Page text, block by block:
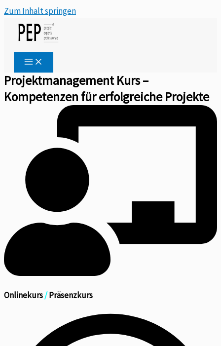
Zum Inhalt springen
Projektmanagement Kurs –
Kompetenzen für erfolgreiche Projekte
Onlinekurs/Präsenzkurs